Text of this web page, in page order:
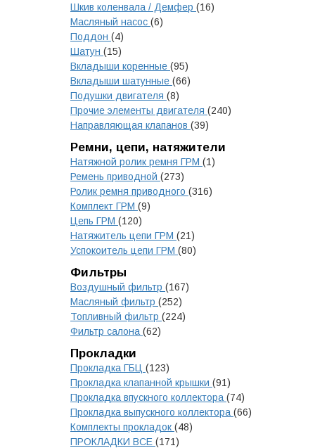
Шкив коленвала / Демфер (16)
Масляный насос (6)
Поддон (4)
Шатун (15)
Вкладыши коренные (95)
Вкладыши шатунные (66)
Подушки двигателя (8)
Прочие элементы двигателя (240)
Направляющая клапанов (39)
Ремни, цепи, натяжители
Натяжной ролик ремня ГРМ (1)
Ремень приводной (273)
Ролик ремня приводного (316)
Комплект ГРМ (9)
Цепь ГРМ (120)
Натяжитель цепи ГРМ (21)
Успокоитель цепи ГРМ (80)
Фильтры
Воздушный фильтр (167)
Масляный фильтр (252)
Топливный фильтр (224)
Фильтр салона (62)
Прокладки
Прокладка ГБЦ (123)
Прокладка клапанной крышки (91)
Прокладка впускного коллектора (74)
Прокладка выпускного коллектора (66)
Комплекты прокладок (48)
ПРОКЛАДКИ ВСЕ (171)